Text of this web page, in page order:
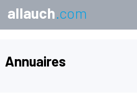
allauch.com
Annuaires